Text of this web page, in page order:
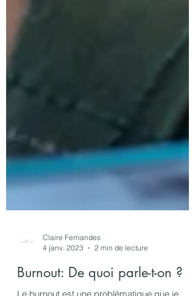
Claire Fernandes
4 janv. 2023
2 min de lecture